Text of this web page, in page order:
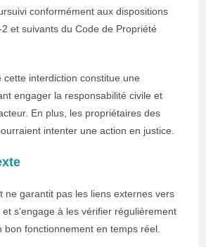
conformément aux dispositions
et suivants du Code de Propriété
cette interdiction constitue une
engager la responsabilité civile et
En plus, les propriétaires des
intenter une action en justice.
ne garantit pas les liens externes vers
et s’engage à les vérifier régulièrement
bon fonctionnement en temps réel.